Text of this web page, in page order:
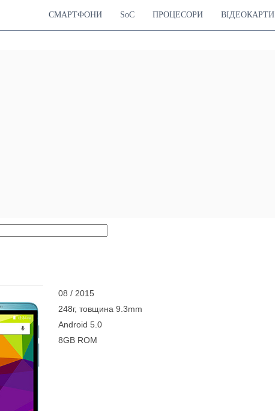
СМАРТФОНИ SoC ПРОЦЕСОРИ ВІДЕОКАРТИ
08 / 2015
248г, товщина 9.3mm
Android 5.0
8GB ROM